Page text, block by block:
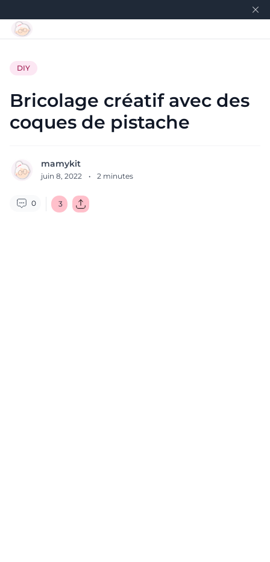
DIY
Bricolage créatif avec des
coques de pistache
mamykit
juin 8, 2022 · 2 minutes
0 3